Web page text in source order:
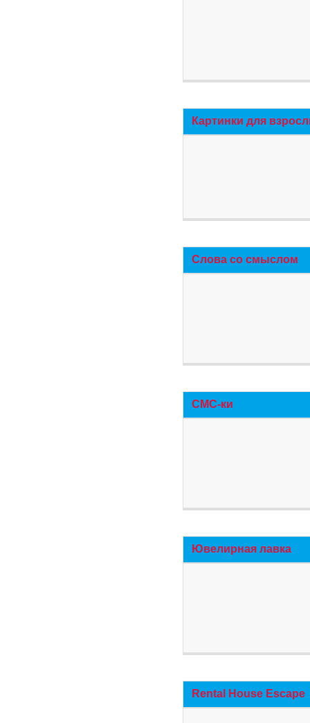
Картинки для
Слова со смыслом
СМС-ки
Ювелирная лавка
Rental House Escape